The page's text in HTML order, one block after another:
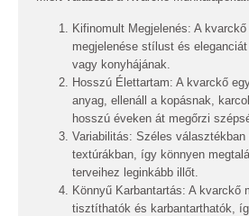
Kifinomult Megjelenés: A
megjelenése stílust és
vagy konyhájának.
Hosszú Élettartam: A kvarckő
anyag, ellenáll a kopásnak,
hosszú éveken át megőrzi
Variabilitás: Széles
textúrákban, így könnyen
terveihez leginkább illőt.
Könnyű Karbantartás: A kvarckő
tisztíthatók és karbantarthatók,